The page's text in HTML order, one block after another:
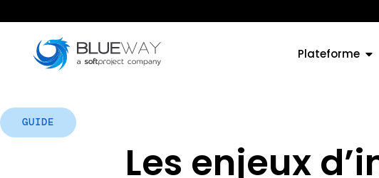
Plateforme
GUIDE
Les enjeux